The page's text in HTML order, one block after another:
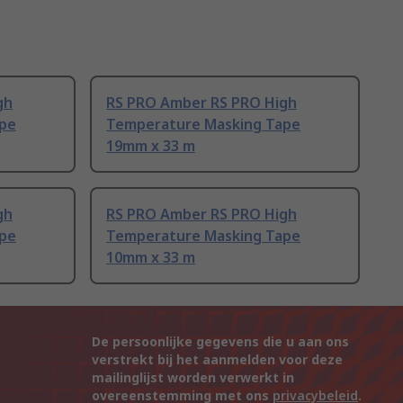
RS PRO Amber RS PRO High
Temperature Masking Tape
19mm x 33 m
RS PRO Amber RS PRO High
Temperature Masking Tape
10mm x 33 m
De persoonlijke gegevens die u aan ons
verstrekt bij het aanmelden voor deze
mailinglijst worden verwerkt in
overeenstemming met ons privacybeleid.